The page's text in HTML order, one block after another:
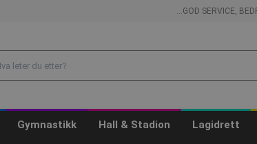
...GOD SERVICE,
Gymnastikk Hall & Stadion Lagidrett